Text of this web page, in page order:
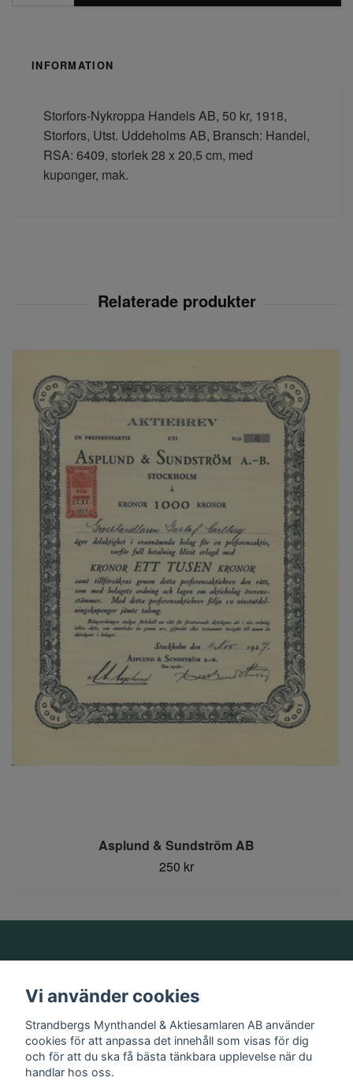
INFORMATION
Storfors-Nykroppa Handels AB, 50 kr, 1918,
Storfors, Utst. Uddeholms AB, Bransch: Handel,
RSA: 6409, storlek 28 x 20,5 cm, med
kuponger, mak.
Asplund & Sundström AB
250 kr
Information
Sociala medier
Vi använder cookies
Strandbergs Mynthandel & Aktiesamlaren AB använder
cookies för att anpassa det innehåll som visas för dig
och för att du ska få bästa tänkbara upplevelse när du
handlar hos oss.